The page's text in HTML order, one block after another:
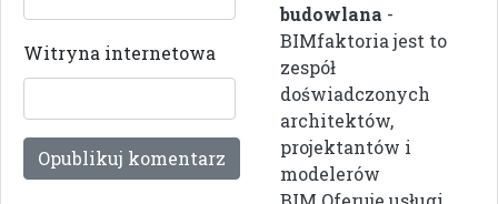
Witryna internetowa
budowlana -
BIMfaktoria jest to
zespół
doświadczonych
architektów,
projektantów i
modelerów